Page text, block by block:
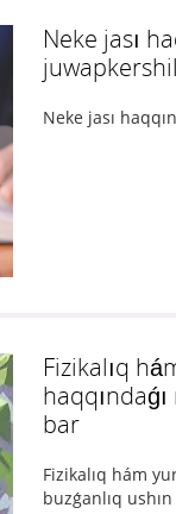
Neke jası
Neke jası
Fizikalıq
bar
Fizikalıq hám
buzǵanlıq